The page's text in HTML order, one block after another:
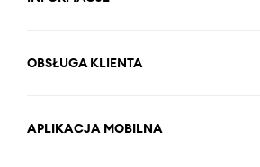
OBSŁUGA KLIENTA
APLIKACJA MOBILNA